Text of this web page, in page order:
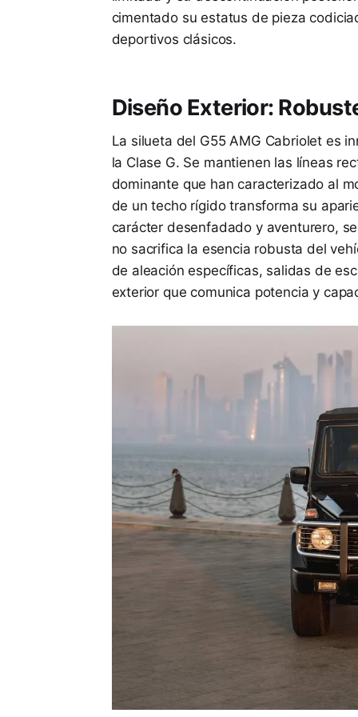
cimentado su estatus de pieza
deportivos clásicos.
Diseño Exterior:
La silueta del G55 AMG Cabriolet es
la Clase G. Se mantienen las líneas
dominante que han caracterizado al
de un techo rígido transforma su
carácter desenfadado y aventurero,
no sacrifica la esencia robusta del
de aleación específicas, salidas de
exterior que comunica potencia y